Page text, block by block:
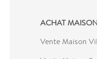
ACHAT
Vente Maison